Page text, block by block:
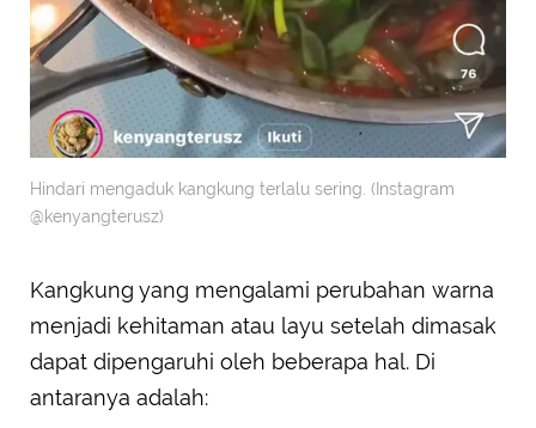
Hindari mengaduk kangkung terlalu sering. (Instagram
@kenyangterusz)
Kangkung yang mengalami perubahan warna
menjadi kehitaman atau layu setelah dimasak
dapat dipengaruhi oleh beberapa hal. Di
antaranya adalah: